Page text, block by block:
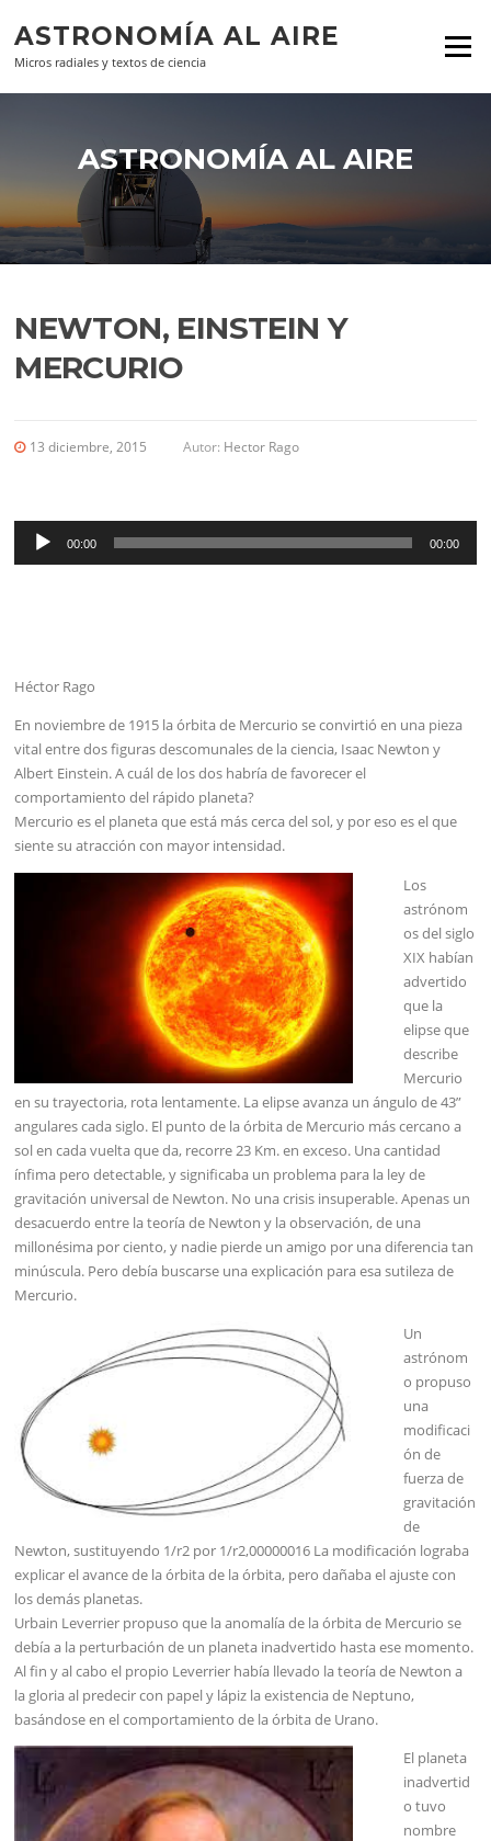
ASTRONOMÍA AL AIRE
Micros radiales y textos de ciencia
Menú
ASTRONOMÍA AL AIRE
NEWTON, EINSTEIN Y
MERCURIO
13 diciembre, 2015 Autor: Hector Rago
Reproductor
00:00 00:00
Héctor Rago
En noviembre de 1915 la órbita de Mercurio se convirtió en una pieza
vital entre dos figuras descomunales de la ciencia, Isaac Newton y
Albert Einstein. A cuál de los dos habría de favorecer el
comportamiento del rápido planeta?
Mercurio es el planeta que está más cerca del sol, y por eso es el que
siente su atracción con mayor intensidad.
Los
astrónom
os del siglo
XIX habían
advertido
que la
elipse que
describe
Mercurio
en su trayectoria, rota lentamente. La elipse avanza un ángulo de 43”
angulares cada siglo. El punto de la órbita de Mercurio más cercano a
sol en cada vuelta que da, recorre 23 Km. en exceso. Una cantidad
ínfima pero detectable, y significaba un problema para la ley de
gravitación universal de Newton. No una crisis insuperable. Apenas un
desacuerdo entre la teoría de Newton y la observación, de una
millonésima por ciento, y nadie pierde un amigo por una diferencia tan
minúscula. Pero debía buscarse una explicación para esa sutileza de
Mercurio.
Un
astrónom
o propuso
una
modificaci
ón de
fuerza de
gravitación
de
Newton, sustituyendo 1/r2 por 1/r2,00000016 La modificación lograba
explicar el avance de la órbita de la órbita, pero dañaba el ajuste con
los demás planetas.
Urbain Leverrier propuso que la anomalía de la órbita de Mercurio se
debía a la perturbación de un planeta inadvertido hasta ese momento.
Al fin y al cabo el propio Leverrier había llevado la teoría de Newton a
la gloria al predecir con papel y lápiz la existencia de Neptuno,
basándose en el comportamiento de la órbita de Urano.
El planeta
inadvertid
o tuvo
nombre